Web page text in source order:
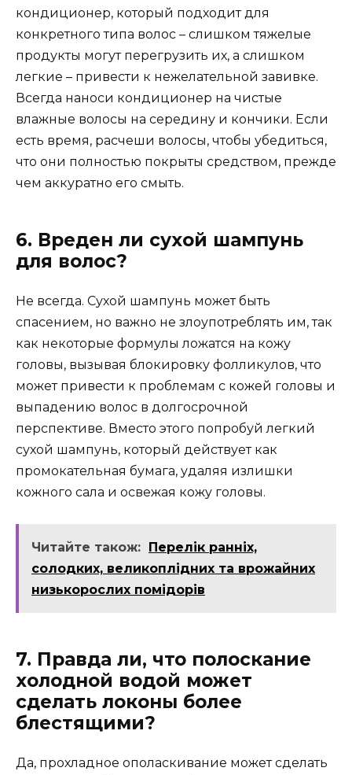
кондиционер, который подходит для
конкретного типа волос – слишком тяжелые
продукты могут перегрузить их, а слишком
легкие – привести к нежелательной завивке.
Всегда наноси кондиционер на чистые
влажные волосы на середину и кончики. Если
есть время, расчеши волосы, чтобы убедиться,
что они полностью покрыты средством, прежде
чем аккуратно его смыть.
6. Вреден ли сухой шампунь
для волос?
Не всегда. Сухой шампунь может быть
спасением, но важно не злоупотреблять им, так
как некоторые формулы ложатся на кожу
головы, вызывая блокировку фолликулов, что
может привести к проблемам с кожей головы и
выпадению волос в долгосрочной
перспективе. Вместо этого попробуй легкий
сухой шампунь, который действует как
промокательная бумага, удаляя излишки
кожного сала и освежая кожу головы.
Читайте також: Перелік ранніх,
солодких, великоплідних та врожайних
низькорослих помідорів
7. Правда ли, что полоскание
холодной водой может
сделать локоны более
блестящими?
Да, прохладное ополаскивание может сделать